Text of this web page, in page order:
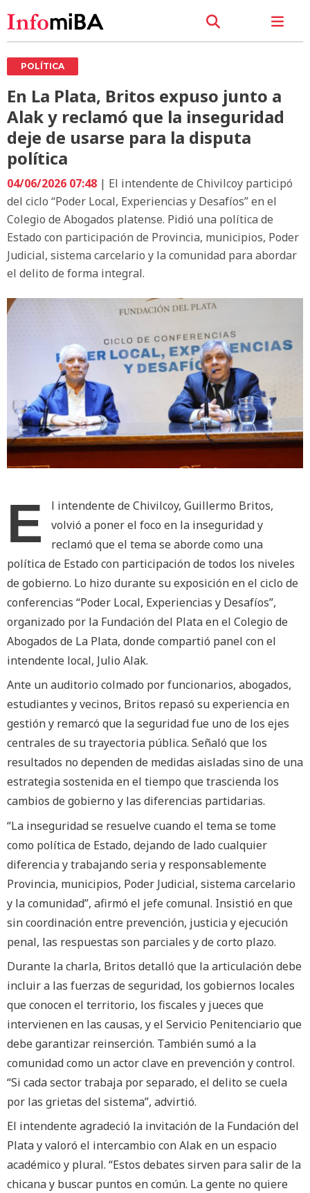
POLÍTICA
En La Plata, Britos expuso junto a
Alak y reclamó que la inseguridad
deje de usarse para la disputa
política
04/06/2026 07:48 | El intendente de Chivilcoy participó
del ciclo “Poder Local, Experiencias y Desafíos” en el
Colegio de Abogados platense. Pidió una política de
Estado con participación de Provincia, municipios, Poder
Judicial, sistema carcelario y la comunidad para abordar
el delito de forma integral.
E
l intendente de Chivilcoy, Guillermo Britos,
volvió a poner el foco en la inseguridad y
reclamó que el tema se aborde como una
política de Estado con participación de todos los niveles
de gobierno. Lo hizo durante su exposición en el ciclo de
conferencias “Poder Local, Experiencias y Desafíos”,
organizado por la Fundación del Plata en el Colegio de
Abogados de La Plata, donde compartió panel con el
intendente local, Julio Alak.
Ante un auditorio colmado por funcionarios, abogados,
estudiantes y vecinos, Britos repasó su experiencia en
gestión y remarcó que la seguridad fue uno de los ejes
centrales de su trayectoria pública. Señaló que los
resultados no dependen de medidas aisladas sino de una
estrategia sostenida en el tiempo que trascienda los
cambios de gobierno y las diferencias partidarias.
“La inseguridad se resuelve cuando el tema se tome
como política de Estado, dejando de lado cualquier
diferencia y trabajando seria y responsablemente
Provincia, municipios, Poder Judicial, sistema carcelario
y la comunidad”, afirmó el jefe comunal. Insistió en que
sin coordinación entre prevención, justicia y ejecución
penal, las respuestas son parciales y de corto plazo.
Durante la charla, Britos detalló que la articulación debe
incluir a las fuerzas de seguridad, los gobiernos locales
que conocen el territorio, los fiscales y jueces que
intervienen en las causas, y el Servicio Penitenciario que
debe garantizar reinserción. También sumó a la
comunidad como un actor clave en prevención y control.
“Si cada sector trabaja por separado, el delito se cuela
por las grietas del sistema”, advirtió.
El intendente agradeció la invitación de la Fundación del
Plata y valoró el intercambio con Alak en un espacio
académico y plural. “Estos debates sirven para salir de la
chicana y buscar puntos en común. La gente no quiere